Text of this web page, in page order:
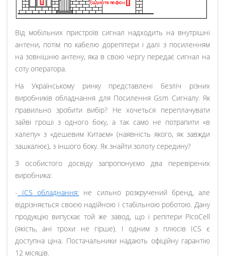
Від мобільних пристроїв сигнал надходить на внутрішні
антени, потім по кабелю дорепітери і далі з посиленням
на зовнішню антену, яка в свою чергу передає сигнал на
соту оператора.
На Українському ринку представлені безліч різних
виробників обладнання для Посилення Gsm Сигналу. Як
правильно зробити вибір? Не хочеться переплачувати
зайві гроші з одного боку, а так само не потрапити «в
халепу» з «дешевим Китаєм» (наявність якого, як завжди
зашкалює), з іншого боку. Як знайти золоту середину?
З особистого досвіду запропонуємо два перевірених
виробника:
- ICS обладнання: не сильно розкручений бренд, але
відрізняється своєю надійною і стабільною роботою. Дану
продукцію випускає той же завод, що і репітери PicoCell
(якість, ані трохи не гірше). І одним з плюсів ICS є
доступна ціна. Постачальники надають офіційну гарантію
12 місяців.